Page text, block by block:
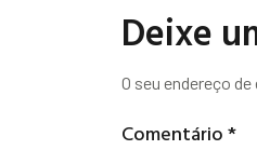
Deixe
O seu endereço
Comentário*